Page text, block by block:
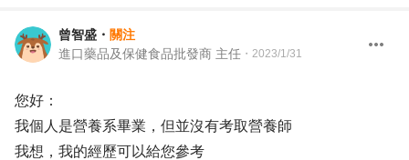
曾智盛 ・ 關注
進口藥品及保健食品批發商 主任 ・ 2023/1/31
您好：
我個人是營養系畢業，但並沒有考取營養師
我想，我的經歷可以給您參考